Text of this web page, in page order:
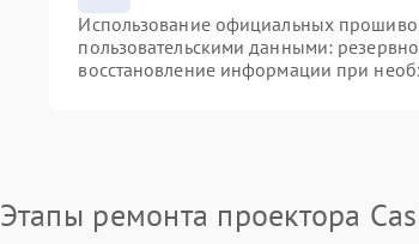
Использование официальных
пользовательскими данными:
восстановление информации при
Этапы ремонта проектора